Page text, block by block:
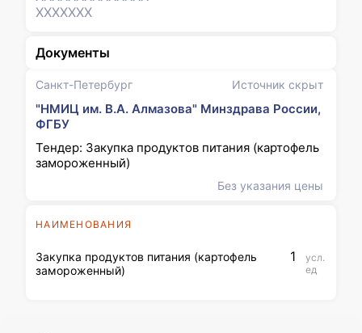
Санкт-Петербург Источник скрыт
"НМИЦ им. В.А. Алмазова" Минздрава России,
ФГБУ
Тендер: Закупка продуктов питания (картофель
замороженный)
Без указания цены
НАИМЕНОВАНИЯ
Закупка продуктов питания (картофель
замороженный)
1
усл.
ед
XXXXXXX
Документы